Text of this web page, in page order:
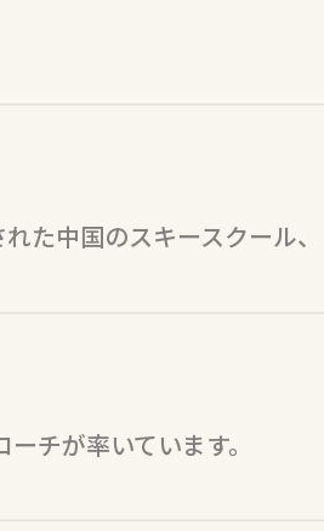
中国のスキースクール、
チが率いています。